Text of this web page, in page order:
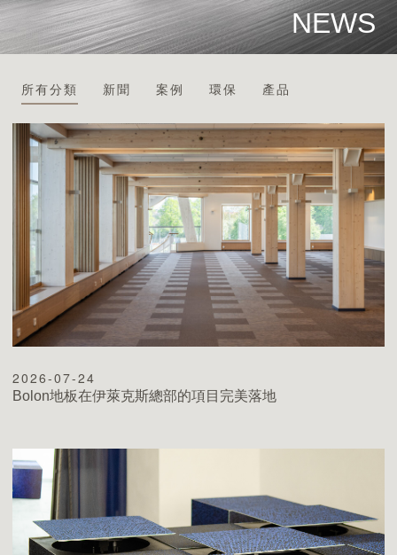
項目案例
最新消息
安裝
維護
FAQ
下載中心
永續發展
專業認證
NEWS
所有分類 新聞 案例 環保 產品
2026-07-24
Bolon地板在伊萊克斯總部的項目完美落地